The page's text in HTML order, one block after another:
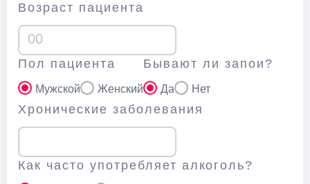
Возраст пациента
Пол пациента
Мужской Женский
Бывают ли запои?
Да Нет
Хронические заболевания
Как часто употребляет алкоголь?